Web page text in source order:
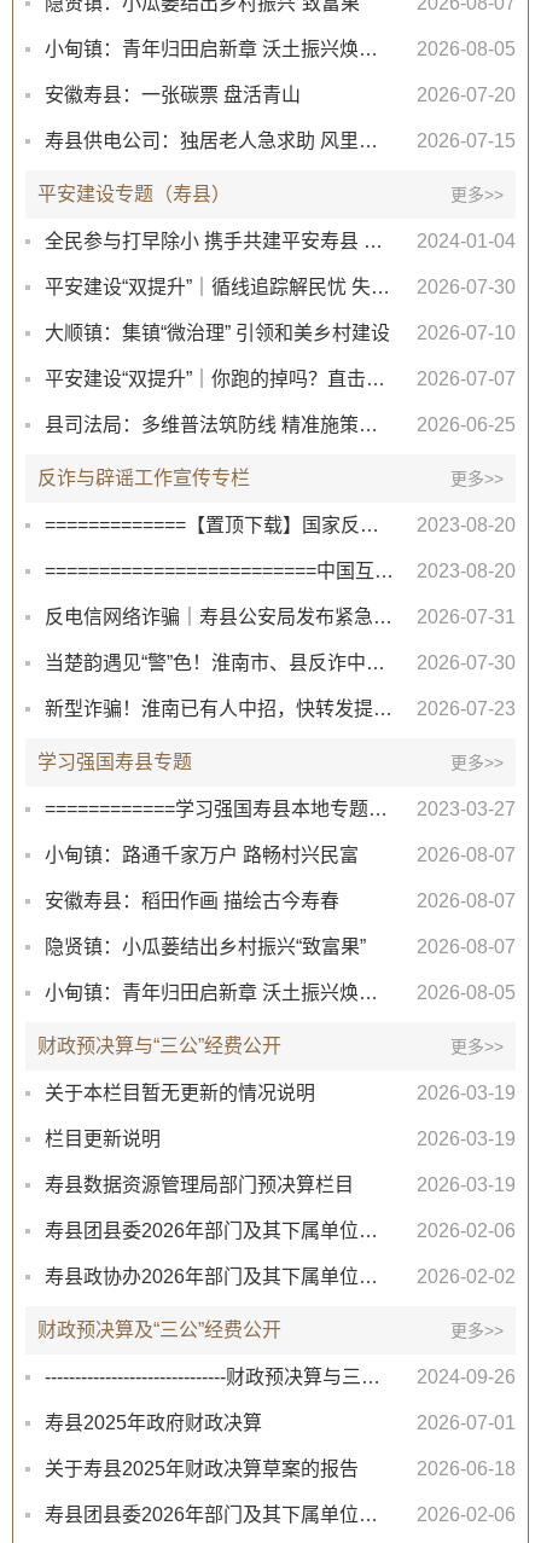
小甸镇：青年归田启新章 沃土振兴焕新颜 2026-08-05
安徽寿县：一张碳票 盘活青山 2026-07-20
寿县供电公司：独居老人急求助 风里雨里来帮忙 2026-07-15
平安建设专题（寿县） 更多>>
全民参与打早除小 携手共建平安寿县 ——致全县人民群众的一封信 2024-01-04
平安建设“双提升”｜循线追踪解民忧 失物复得暖人心 2026-07-30
大顺镇：集镇“微治理” 引领和美乡村建设 2026-07-10
平安建设“双提升”｜你跑的掉吗？直击寿县警方抓捕现场！ 2026-07-07
县司法局：多维普法筑防线 精准施策护平安 2026-06-25
反诈与辟谣工作宣传专栏 更多>>
=============【置顶下载】国家反诈中心APP扫码下载与指南============= 2023-08-20
=========================中国互联网联合辟谣平台========================= 2023-08-20
反电信网络诈骗｜寿县公安局发布紧急预警 2026-07-31
当楚韵遇见“警”色！淮南市、县反诈中心携手体彩共筑“防骗墙” 2026-07-30
新型诈骗！淮南已有人中招，快转发提醒亲朋好友！ 2026-07-23
学习强国寿县专题 更多>>
============学习强国寿县本地专题（点击搜索全国平台内容）============ 2023-03-27
小甸镇：路通千家万户 路畅村兴民富 2026-08-07
安徽寿县：稻田作画 描绘古今寿春 2026-08-07
隐贤镇：小瓜蒌结出乡村振兴“致富果” 2026-08-07
小甸镇：青年归田启新章 沃土振兴焕新颜 2026-08-05
财政预决算与“三公”经费公开 更多>>
关于本栏目暂无更新的情况说明 2026-03-19
栏目更新说明 2026-03-19
寿县数据资源管理局部门预决算栏目 2026-03-19
寿县团县委2026年部门及其下属单位预算及“三公”经费预算公开 2026-02-06
寿县政协办2026年部门及其下属单位预算及“三公”经费预算公开 2026-02-02
财政预决算及“三公”经费公开 更多>>
------------------------------财政预决算与三公经费 财政专项资金专题专栏----------------------------... 2024-09-26
寿县2025年政府财政决算 2026-07-01
关于寿县2025年财政决算草案的报告 2026-06-18
寿县团县委2026年部门及其下属单位预算及“三公”经费预算公开 2026-02-06